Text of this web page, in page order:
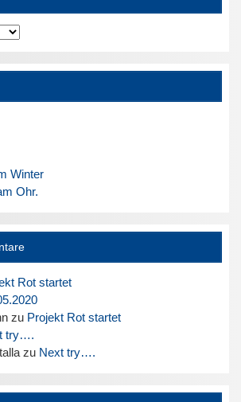
Winter
Ohr.
Rot startet
zu Projekt Rot startet
try….
zu Next try….